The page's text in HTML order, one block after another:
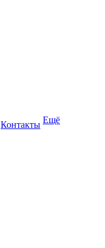
Контакты Ещё